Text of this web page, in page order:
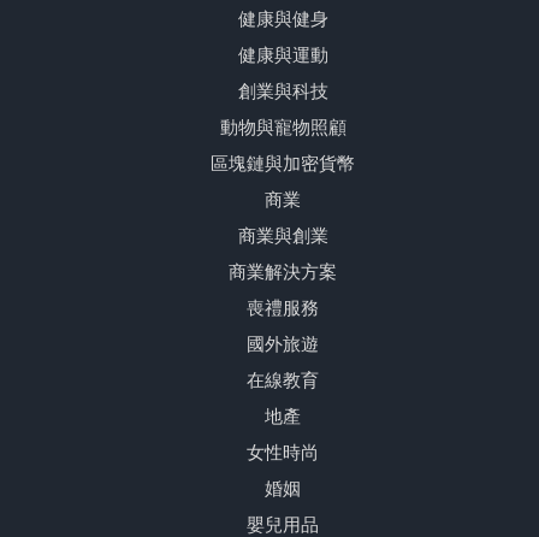
健康與健身
健康與運動
創業與科技
動物與寵物照顧
區塊鏈與加密貨幣
商業
商業與創業
商業解決方案
喪禮服務
國外旅遊
在線教育
地產
女性時尚
婚姻
嬰兒用品